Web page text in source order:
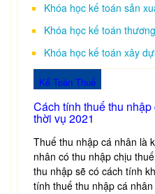
Khóa học kế toán sản
Khóa học kế toán
Khóa học kế toán xây
Kế Toán Thuế
Cách tính thuế thu
thời vụ 2021
Thuế thu nhập cá nhân là
nhân có thu nhập chịu
thu nhập sẽ có cách tính
tính thuế thu nhập cá